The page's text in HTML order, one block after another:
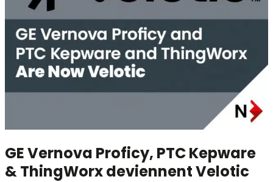
GE Vernova Proficy, PTC Kepware
& ThingWorx deviennent Velotic